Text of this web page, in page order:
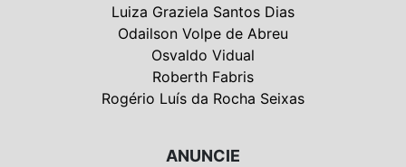
Luiza Graziela Santos Dias
Odailson Volpe de Abreu
Osvaldo Vidual
Roberth Fabris
Rogério Luís da Rocha Seixas
ANUNCIE